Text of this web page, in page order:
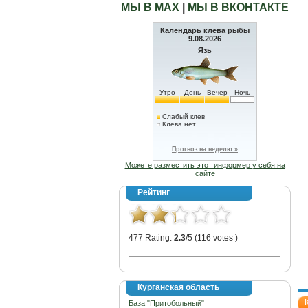
МЫ В МАХ МЫ В ВКОНТАКТЕ
Календарь клева рыбы
9.08.2026
Язь
Утро День Вечер Ночь
Слабый клев
Клева нет
Прогноз на неделю »
Можете разместить этот информер у себя на
сайте
Рейтинг
477 Rating: 2.3/5 (116 votes )
Курганская область
База "Притобольный"